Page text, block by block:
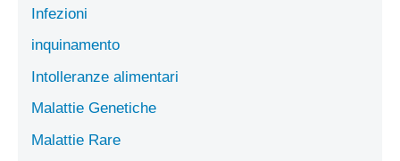
Infezioni
inquinamento
Intolleranze alimentari
Malattie Genetiche
Malattie Rare